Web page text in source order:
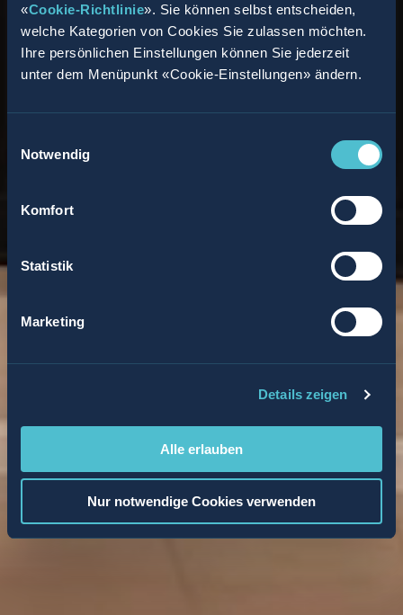
«Cookie-Richtlinie». Sie können selbst entscheiden,
welche Kategorien von Cookies Sie zulassen möchten.
Ihre persönlichen Einstellungen können Sie jederzeit
unter dem Menüpunkt «Cookie-Einstellungen» ändern.
Notwendig
Komfort
Statistik
Marketing
Details zeigen
Alle erlauben
Nur notwendige Cookies verwenden